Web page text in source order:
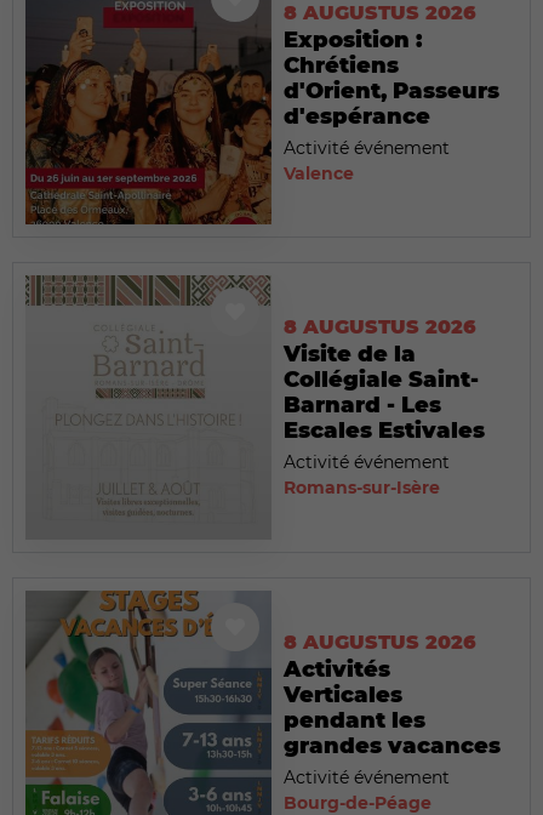
8 AUGUSTUS 2026
Exposition :
Chrétiens
d'Orient, Passeurs
d'espérance
Activité événement
Valence
8 AUGUSTUS 2026
Visite de la
Collégiale Saint-
Barnard - Les
Escales Estivales
Activité événement
Romans-sur-Isère
8 AUGUSTUS 2026
Activités
Verticales
pendant les
grandes vacances
Activité événement
Bourg-de-Péage